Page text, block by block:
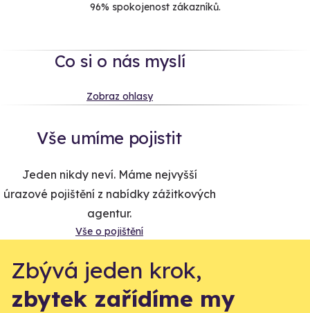
96% spokojenost zákazníků.
Co si o nás myslí
Zobraz ohlasy
Vše umíme pojistit
Jeden nikdy neví. Máme nejvyšší
úrazové pojištění z nabídky zážitkových
agentur.
Vše o pojištění
Zbývá jeden krok,
zbytek zařídíme my